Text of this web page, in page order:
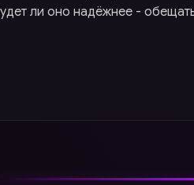
ли оно надёжнее -